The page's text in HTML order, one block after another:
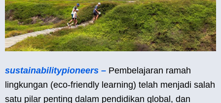
sustainabilitypioneers – Pembelajaran ramah
lingkungan (eco-friendly learning) telah menjadi salah
satu pilar penting dalam pendidikan global, dan